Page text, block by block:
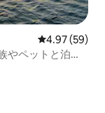
レビュー59
4.97 (59)
やペットと泊ま